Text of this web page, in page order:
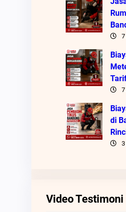
di
Video Testimoni